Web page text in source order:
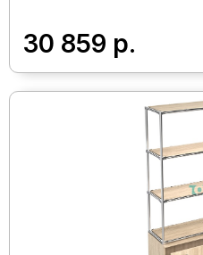
30 859 р.